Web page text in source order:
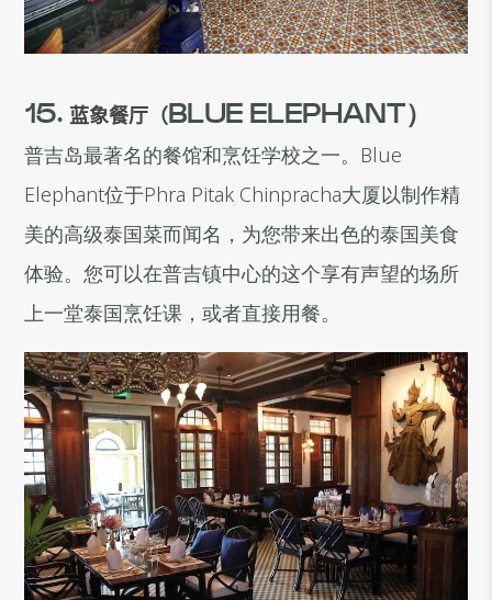
15. 蓝象餐厅（BLUE ELEPHANT）
普吉岛最著名的餐馆和烹饪学校之一。Blue
Elephant位于Phra Pitak Chinpracha大厦以制作精
美的高级泰国菜而闻名，为您带来出色的泰国美食
体验。您可以在普吉镇中心的这个享有声望的场所
上一堂泰国烹饪课，或者直接用餐。